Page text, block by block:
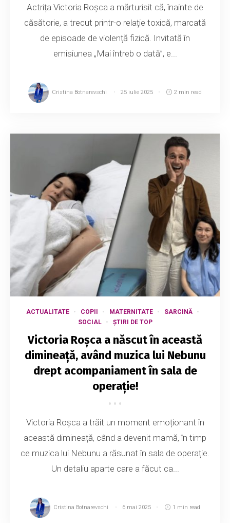
Actrița Victoria Roșca a mărturisit că, înainte de
căsătorie, a trecut printr-o relație toxică, marcată
de episoade de violență fizică. Invitată în
emisiunea „Mai întreb o dată”, e...
Cristina Botnarevschi 25 iulie 2025 2 min read
ACTUALITATE COPII MATERNITATE
SARCINĂ
SOCIAL
ȘTIRI DE TOP
Victoria Roșca a născut în această
dimineață, având muzica lui Nebunu
drept acompaniament în sala de
operație!
Victoria Roșca a trăit un moment emoționant în
această dimineață, când a devenit mamă, în timp
ce muzica lui Nebunu a răsunat în sala de operație.
Un detaliu aparte care a făcut ca...
Cristina Botnarevschi 6 mai 2025 1 min read